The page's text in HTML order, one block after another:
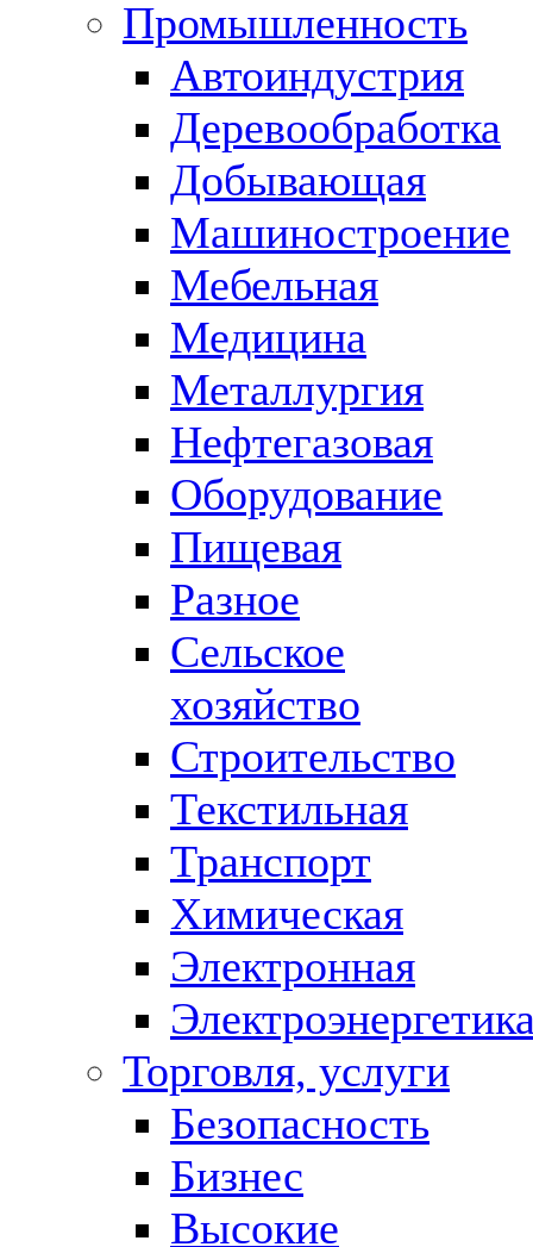
Промышленность
Автоиндустрия
Деревообработка
Добывающая
Машиностроение
Мебельная
Медицина
Металлургия
Нефтегазовая
Оборудование
Пищевая
Разное
Сельское
хозяйство
Строительство
Текстильная
Транспорт
Химическая
Электронная
Торговля, услуги
Безопасность
Бизнес
Высокие